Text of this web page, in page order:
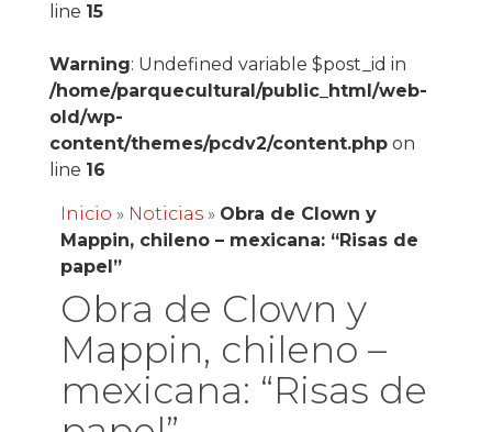
line 15
Warning: Undefined variable $post_id in
/home/parquecultural/public_html/web-
old/wp-
content/themes/pcdv2/content.phpon
line 16
Inicio » Noticias» Obra de Clown y
Mappin, chileno – mexicana: “Risas de
papel”
Obra de Clown y
Mappin, chileno –
mexicana: “Risas de